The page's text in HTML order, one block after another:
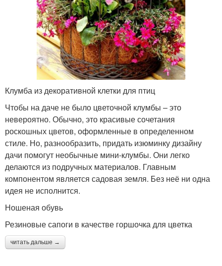
Клумба из декоративной клетки для птиц
Чтобы на даче не было цветочной клумбы – это
невероятно. Обычно, это красивые сочетания
роскошных цветов, оформленные в определенном
стиле. Но, разнообразить, придать изюминку дизайну
дачи помогут необычные мини-клумбы. Они легко
делаются из подручных материалов. Главным
компонентом является садовая земля. Без неё ни одна
идея не исполнится.
Ношеная обувь
Резиновые сапоги в качестве горшочка для цветка
читать дальше →